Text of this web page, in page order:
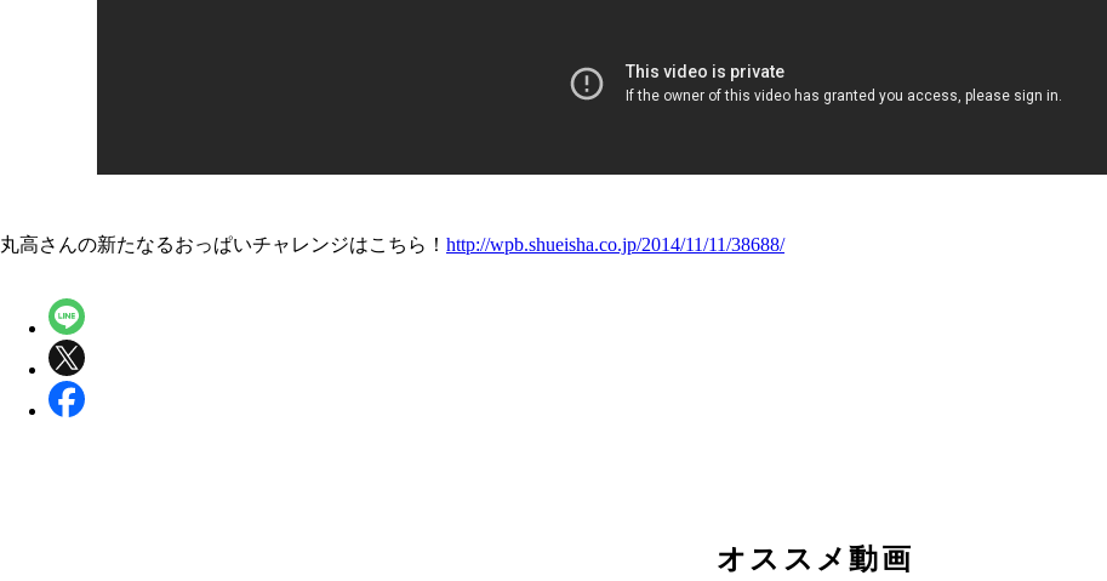
丸高さんの新たなるおっぱいチャレンジはこちら！ http://wpb.shueisha.co.jp/2014/11/11/38688/
オススメ動画